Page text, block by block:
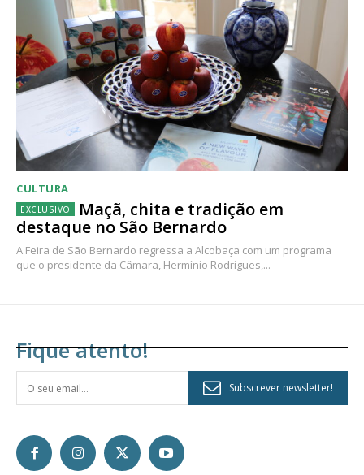
CULTURA
Maçã, chita e tradição em
destaque no São Bernardo
A Feira de São Bernardo regressa a Alcobaça com um programa
que o presidente da Câmara, Hermínio Rodrigues,...
Fique atento!
Subscrever newsletter!